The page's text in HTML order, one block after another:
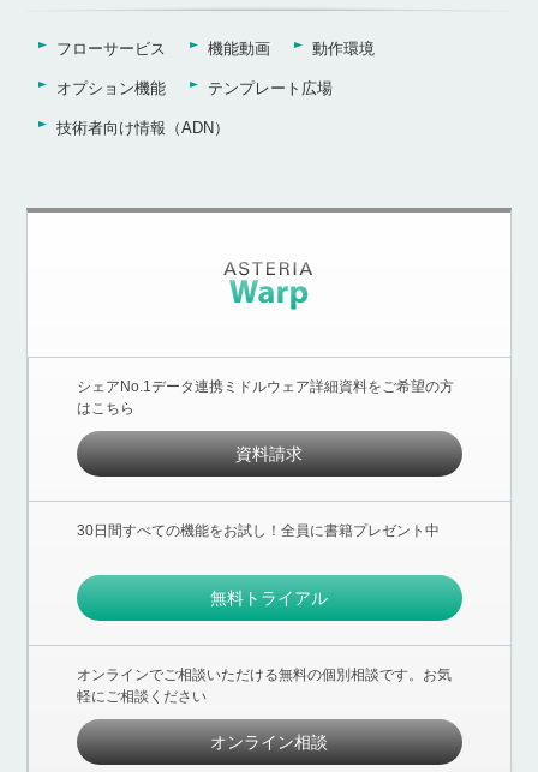
フローサービス 機能動画 動作環境
オプション機能 テンプレート広場
技術者向け情報（ADN）
シェアNo.1データ連携ミドルウェア詳細資料をご希望の方
はこちら
資料請求
30日間すべての機能をお試し！全員に書籍プレゼント中
無料トライアル
オンラインでご相談いただける無料の個別相談です。お気
軽にご相談ください
オンライン相談